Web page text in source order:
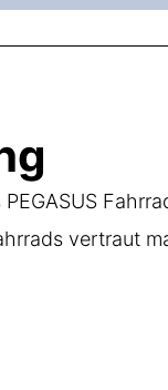
vertraut